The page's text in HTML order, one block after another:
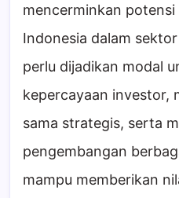
mencerminkan
Indonesia dalam
perlu dijadikan modal
kepercayaan investor,
sama strategis, serta
pengembangan
mampu memberikan